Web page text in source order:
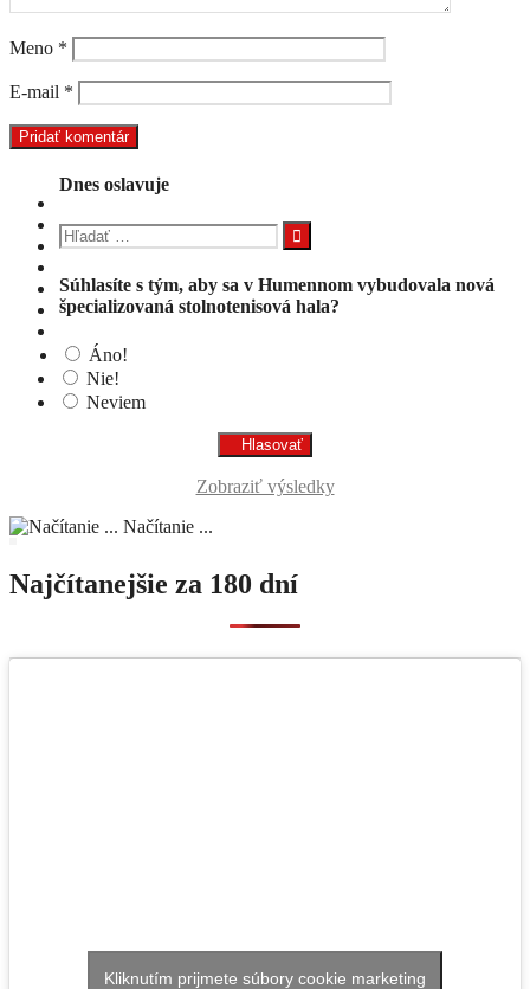
Meno *
E-mail *
Dnes oslavuje
Hľadať:
Súhlasíte s tým, aby sa v Humennom vybudovala nová
špecializovaná stolnotenisová hala?
Áno!
Nie!
Neviem
Zobraziť výsledky
Načítanie ...
Najčítanejšie za 180 dní
Kliknutím prijmete súbory cookie marketing